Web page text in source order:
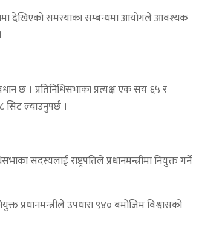
देखिएको समस्याका सम्बन्धमा आयोगले आवश्यक
छ । प्रतिनिधिसभाका प्रत्यक्ष एक सय ६५ र
ल्याउनुपर्छ ।
सदस्यलाई राष्ट्रपतिले प्रधानमन्त्रीमा नियुक्त गर्ने
प्रधानमन्त्रीले उपधारा ९४० बमोजिम विश्वासको